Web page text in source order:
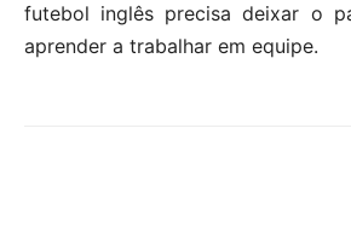
futebol inglês precisa deixar o
aprender a trabalhar em equipe.